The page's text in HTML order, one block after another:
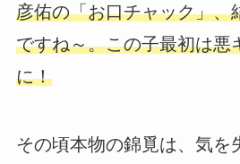
彦佑の「お口チャック」、
ですね～。この子最初は悪
に！
その頃本物の錦覓は、気を